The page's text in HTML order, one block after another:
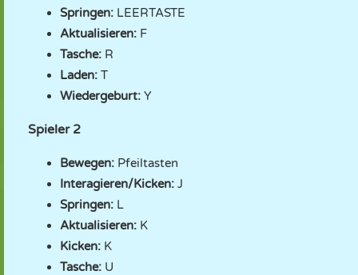
Springen: LEERTASTE
Aktualisieren: F
Tasche: R
Laden: T
Wiedergeburt: Y
Spieler 2
Bewegen: Pfeiltasten
Interagieren/Kicken: J
Springen: L
Aktualisieren: K
Kicken: K
Tasche: U